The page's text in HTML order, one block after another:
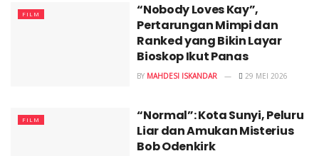
FILM
“Nobody Loves Kay”,
Pertarungan Mimpi dan
Ranked yang Bikin Layar
Bioskop Ikut Panas
BY MAHDESI ISKANDAR 29 MEI 2026
FILM
“Normal”: Kota Sunyi, Peluru
Liar dan Amukan Misterius
Bob Odenkirk